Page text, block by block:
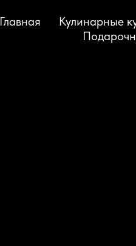
Главная Кулинарные